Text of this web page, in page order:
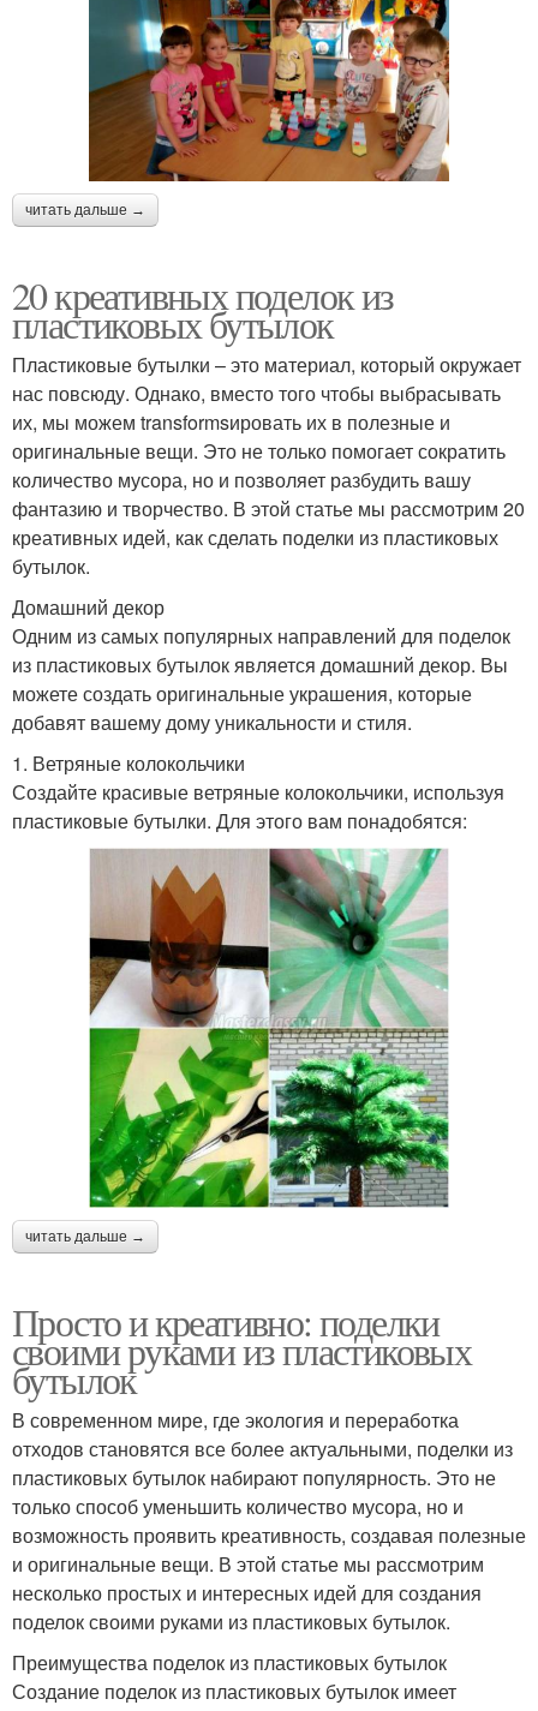
читать дальше →
20 креативных поделок из
пластиковых бутылок
Пластиковые бутылки – это материал, который окружает
нас повсюду. Однако, вместо того чтобы выбрасывать
их, мы можем transformsировать их в полезные и
оригинальные вещи. Это не только помогает сократить
количество мусора, но и позволяет разбудить вашу
фантазию и творчество. В этой статье мы рассмотрим 20
креативных идей, как сделать поделки из пластиковых
бутылок.
Домашний декор
Одним из самых популярных направлений для поделок
из пластиковых бутылок является домашний декор. Вы
можете создать оригинальные украшения, которые
добавят вашему дому уникальности и стиля.
1. Ветряные колокольчики
Создайте красивые ветряные колокольчики, используя
пластиковые бутылки. Для этого вам понадобятся:
читать дальше →
Просто и креативно: поделки
своими руками из пластиковых
бутылок
В современном мире, где экология и переработка
отходов становятся все более актуальными, поделки из
пластиковых бутылок набирают популярность. Это не
только способ уменьшить количество мусора, но и
возможность проявить креативность, создавая полезные
и оригинальные вещи. В этой статье мы рассмотрим
несколько простых и интересных идей для создания
поделок своими руками из пластиковых бутылок.
Преимущества поделок из пластиковых бутылок
Создание поделок из пластиковых бутылок имеет